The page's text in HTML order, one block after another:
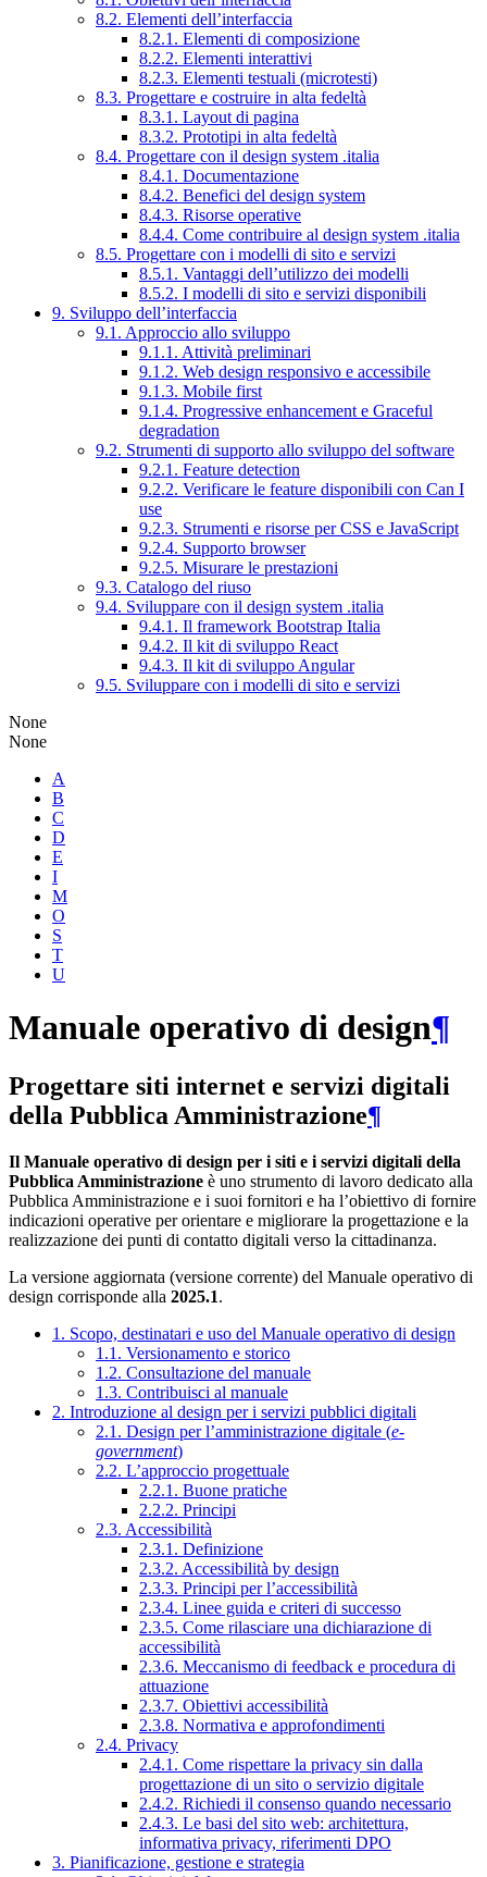
8.2. Elementi dell’interfaccia
8.2.1. Elementi di composizione
8.2.2. Elementi interattivi
8.2.3. Elementi testuali (microtesti)
8.3. Progettare e costruire in alta fedeltà
8.3.1. Layout di pagina
8.3.2. Prototipi in alta fedeltà
8.4. Progettare con il design system .italia
8.4.1. Documentazione
8.4.2. Benefici del design system
8.4.3. Risorse operative
8.4.4. Come contribuire al design system .italia
8.5. Progettare con i modelli di sito e servizi
8.5.1. Vantaggi dell’utilizzo dei modelli
8.5.2. I modelli di sito e servizi disponibili
9. Sviluppo dell’interfaccia
9.1. Approccio allo sviluppo
9.1.1. Attività preliminari
9.1.2. Web design responsivo e accessibile
9.1.3. Mobile first
9.1.4. Progressive enhancement e Graceful
degradation
9.2. Strumenti di supporto allo sviluppo del software
9.2.1. Feature detection
9.2.2. Verificare le feature disponibili con Can I
use
9.2.3. Strumenti e risorse per CSS e JavaScript
9.2.4. Supporto browser
9.2.5. Misurare le prestazioni
9.3. Catalogo del riuso
9.4. Sviluppare con il design system .italia
9.4.1. Il framework Bootstrap Italia
9.4.2. Il kit di sviluppo React
9.4.3. Il kit di sviluppo Angular
9.5. Sviluppare con i modelli di sito e servizi
None
None
A
B
C
D
E
I
M
O
S
T
U
Manuale operativo di design¶
Progettare siti internet e servizi digitali
della Pubblica Amministrazione¶
Il Manuale operativo di design per i siti e i servizi digitali della
Pubblica Amministrazione è uno strumento di lavoro dedicato alla
Pubblica Amministrazione e i suoi fornitori e ha l’obiettivo di fornire
indicazioni operative per orientare e migliorare la progettazione e la
realizzazione dei punti di contatto digitali verso la cittadinanza.
La versione aggiornata (versione corrente) del Manuale operativo di
design corrisponde alla 2025.1.
1. Scopo, destinatari e uso del Manuale operativo di design
1.1. Versionamento e storico
1.2. Consultazione del manuale
1.3. Contribuisci al manuale
2. Introduzione al design per i servizi pubblici digitali
2.1. Design per l’amministrazione digitale (e-
government)
2.2. L’approccio progettuale
2.2.1. Buone pratiche
2.2.2. Principi
2.3. Accessibilità
2.3.1. Definizione
2.3.2. Accessibilità by design
2.3.3. Principi per l’accessibilità
2.3.4. Linee guida e criteri di successo
2.3.5. Come rilasciare una dichiarazione di
accessibilità
2.3.6. Meccanismo di feedback e procedura di
attuazione
2.3.7. Obiettivi accessibilità
2.3.8. Normativa e approfondimenti
2.4. Privacy
2.4.1. Come rispettare la privacy sin dalla
progettazione di un sito o servizio digitale
2.4.2. Richiedi il consenso quando necessario
2.4.3. Le basi del sito web: architettura,
informativa privacy, riferimenti DPO
3. Pianificazione, gestione e strategia